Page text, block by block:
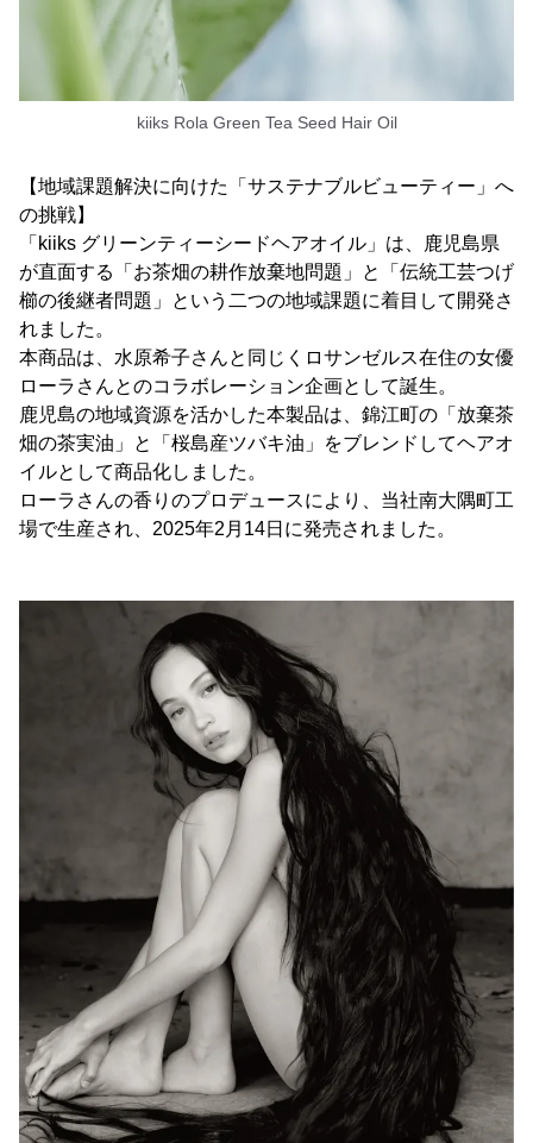
kiiks Rola Green Tea Seed Hair Oil
【地域課題解決に向けた「サステナブルビューティー」へ
の挑戦】
「kiiks グリーンティーシードヘアオイル」は、鹿児島県
が直面する「お茶畑の耕作放棄地問題」と「伝統工芸つげ
櫛の後継者問題」という二つの地域課題に着目して開発さ
れました。
本商品は、水原希子さんと同じくロサンゼルス在住の女優
ローラさんとのコラボレーション企画として誕生。
鹿児島の地域資源を活かした本製品は、錦江町の「放棄茶
畑の茶実油」と「桜島産ツバキ油」をブレンドしてヘアオ
イルとして商品化しました。
ローラさんの香りのプロデュースにより、当社南大隅町工
場で生産され、2025年2月14日に発売されました。